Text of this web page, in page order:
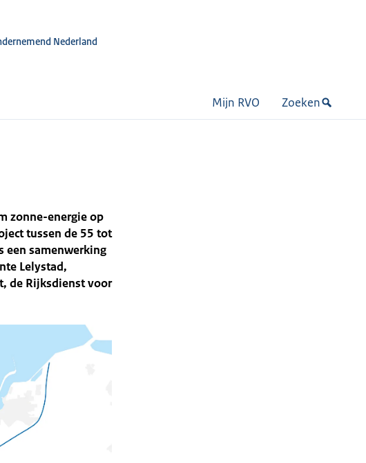
Nederland
Mijn RVO Zoeken
zonne-energie op
tussen de 55 tot
een samenwerking
Lelystad,
de Rijksdienst voor